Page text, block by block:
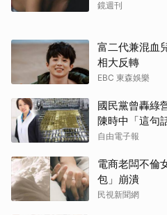
鏡週刊
富二代兼混血
相大反轉
EBC 東森娛樂
國民黨曾轟綠
陳時中「這句
自由電子報
電商老闆不倫
包」崩潰
民視新聞網